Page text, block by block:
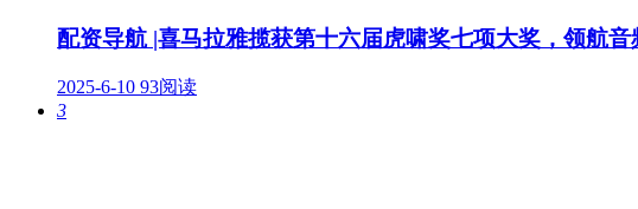
配资导航 |喜马拉雅揽获第十六届虎啸奖七项大奖，领航
2025-6-10 93阅读
3